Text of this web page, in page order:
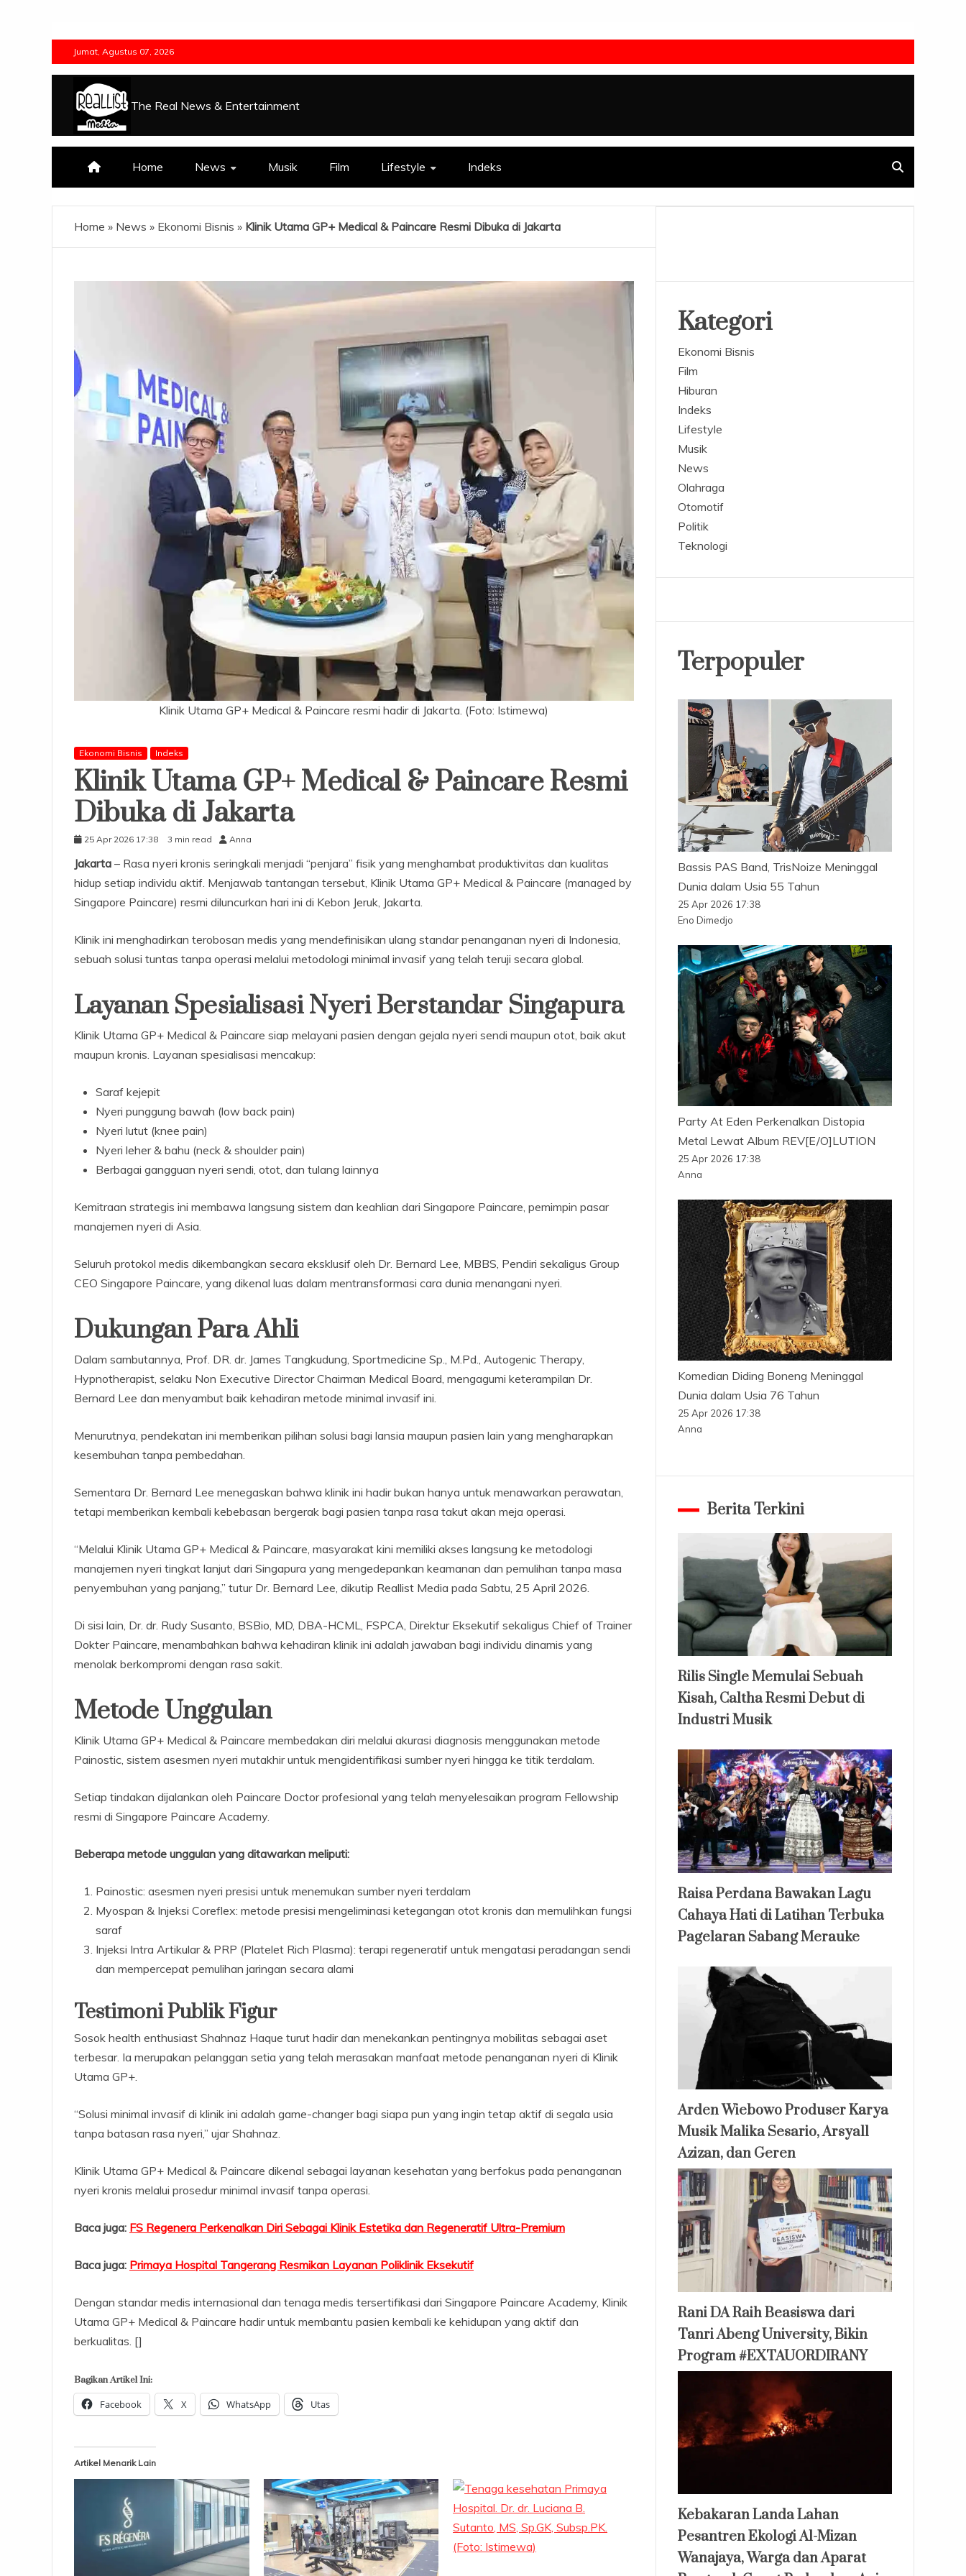
Jumat, Agustus 07, 2026
The Real News & Entertainment
Home News Musik Film Lifestyle Indeks
Home » News » Ekonomi Bisnis » Klinik Utama GP+ Medical & Paincare Resmi Dibuka di Jakarta
Klinik Utama GP+ Medical & Paincare resmi hadir di Jakarta. (Foto: Istimewa)
Ekonomi Bisnis Indeks
Klinik Utama GP+ Medical & Paincare Resmi
Dibuka di Jakarta
25 Apr 2026 17:38 3 min read Anna
Jakarta – Rasa nyeri kronis seringkali menjadi “penjara” fisik yang menghambat produktivitas dan kualitas
hidup setiap individu aktif. Menjawab tantangan tersebut, Klinik Utama GP+ Medical & Paincare (managed by
Singapore Paincare) resmi diluncurkan hari ini di Kebon Jeruk, Jakarta.
Klinik ini menghadirkan terobosan medis yang mendefinisikan ulang standar penanganan nyeri di Indonesia,
sebuah solusi tuntas tanpa operasi melalui metodologi minimal invasif yang telah teruji secara global.
Layanan Spesialisasi Nyeri Berstandar Singapura
Klinik Utama GP+ Medical & Paincare siap melayani pasien dengan gejala nyeri sendi maupun otot, baik akut
maupun kronis. Layanan spesialisasi mencakup:
Saraf kejepit
Nyeri punggung bawah (low back pain)
Nyeri lutut (knee pain)
Nyeri leher & bahu (neck & shoulder pain)
Berbagai gangguan nyeri sendi, otot, dan tulang lainnya
Kemitraan strategis ini membawa langsung sistem dan keahlian dari Singapore Paincare, pemimpin pasar
manajemen nyeri di Asia.
Seluruh protokol medis dikembangkan secara eksklusif oleh Dr. Bernard Lee, MBBS, Pendiri sekaligus Group
CEO Singapore Paincare, yang dikenal luas dalam mentransformasi cara dunia menangani nyeri.
Dukungan Para Ahli
Dalam sambutannya, Prof. DR. dr. James Tangkudung, Sportmedicine Sp., M.Pd., Autogenic Therapy,
Hypnotherapist, selaku Non Executive Director Chairman Medical Board, mengagumi keterampilan Dr.
Bernard Lee dan menyambut baik kehadiran metode minimal invasif ini.
Menurutnya, pendekatan ini memberikan pilihan solusi bagi lansia maupun pasien lain yang mengharapkan
kesembuhan tanpa pembedahan.
Sementara Dr. Bernard Lee menegaskan bahwa klinik ini hadir bukan hanya untuk menawarkan perawatan,
tetapi memberikan kembali kebebasan bergerak bagi pasien tanpa rasa takut akan meja operasi.
“Melalui Klinik Utama GP+ Medical & Paincare, masyarakat kini memiliki akses langsung ke metodologi
manajemen nyeri tingkat lanjut dari Singapura yang mengedepankan keamanan dan pemulihan tanpa masa
penyembuhan yang panjang,” tutur Dr. Bernard Lee, dikutip Reallist Media pada Sabtu, 25 April 2026.
Di sisi lain, Dr. dr. Rudy Susanto, BSBio, MD, DBA-HCML, FSPCA, Direktur Eksekutif sekaligus Chief of Trainer
Dokter Paincare, menambahkan bahwa kehadiran klinik ini adalah jawaban bagi individu dinamis yang
menolak berkompromi dengan rasa sakit.
Metode Unggulan
Klinik Utama GP+ Medical & Paincare membedakan diri melalui akurasi diagnosis menggunakan metode
Painostic, sistem asesmen nyeri mutakhir untuk mengidentifikasi sumber nyeri hingga ke titik terdalam.
Setiap tindakan dijalankan oleh Paincare Doctor profesional yang telah menyelesaikan program Fellowship
resmi di Singapore Paincare Academy.
Beberapa metode unggulan yang ditawarkan meliputi:
Painostic: asesmen nyeri presisi untuk menemukan sumber nyeri terdalam
Myospan & Injeksi Coreflex: metode presisi mengeliminasi ketegangan otot kronis dan memulihkan fungsi
saraf
Injeksi Intra Artikular & PRP (Platelet Rich Plasma): terapi regeneratif untuk mengatasi peradangan sendi
dan mempercepat pemulihan jaringan secara alami
Testimoni Publik Figur
Sosok health enthusiast Shahnaz Haque turut hadir dan menekankan pentingnya mobilitas sebagai aset
terbesar. Ia merupakan pelanggan setia yang telah merasakan manfaat metode penanganan nyeri di Klinik
Utama GP+.
“Solusi minimal invasif di klinik ini adalah game-changer bagi siapa pun yang ingin tetap aktif di segala usia
tanpa batasan rasa nyeri,” ujar Shahnaz.
Klinik Utama GP+ Medical & Paincare dikenal sebagai layanan kesehatan yang berfokus pada penanganan
nyeri kronis melalui prosedur minimal invasif tanpa operasi.
Baca juga: FS Regenera Perkenalkan Diri Sebagai Klinik Estetika dan Regeneratif Ultra-Premium
Baca juga: Primaya Hospital Tangerang Resmikan Layanan Poliklinik Eksekutif
Dengan standar medis internasional dan tenaga medis tersertifikasi dari Singapore Paincare Academy, Klinik
Utama GP+ Medical & Paincare hadir untuk membantu pasien kembali ke kehidupan yang aktif dan
berkualitas. []
Bagikan Artikel Ini:
Facebook X WhatsApp Utas
Artikel Menarik Lain
Kategori
Ekonomi Bisnis
Film
Hiburan
Indeks
Lifestyle
Musik
News
Olahraga
Otomotif
Politik
Teknologi
Terpopuler
Bassis PAS Band, TrisNoize Meninggal
Dunia dalam Usia 55 Tahun
25 Apr 2026 17:38
Eno Dimedjo
Party At Eden Perkenalkan Distopia
Metal Lewat Album REV[E/O]LUTION
25 Apr 2026 17:38
Anna
Komedian Diding Boneng Meninggal
Dunia dalam Usia 76 Tahun
25 Apr 2026 17:38
Anna
Berita Terkini
Rilis Single Memulai Sebuah
Kisah, Caltha Resmi Debut di
Industri Musik
Raisa Perdana Bawakan Lagu
Cahaya Hati di Latihan Terbuka
Pagelaran Sabang Merauke
Arden Wiebowo Produser Karya
Musik Malika Sesario, Arsyall
Azizan, dan Geren
Rani DA Raih Beasiswa dari
Tanri Abeng University, Bikin
Program #EXTAUORDIRANY
Kebakaran Landa Lahan
Pesantren Ekologi Al-Mizan
Wanajaya, Warga dan Aparat